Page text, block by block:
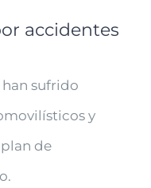
accidentes
han sufrido
y
de